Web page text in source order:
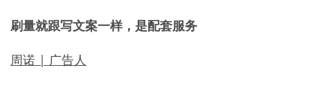
刷量就跟写文案一样，是配套服务
周诺 | 广告人